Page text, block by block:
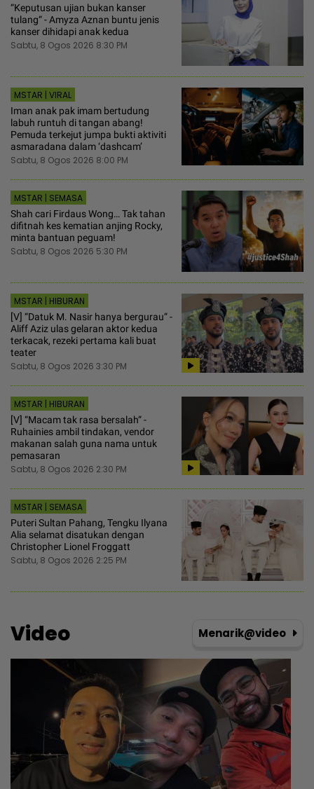
“Keputusan ujian bukan kanser
tulang“ - Amyza Aznan buntu jenis
kanser dihidapi anak kedua
Sabtu, 8 Ogos 2026 8:30 PM
MSTAR | VIRAL
Iman anak pak imam bertudung
labuh runtuh di tangan abang!
Pemuda terkejut jumpa bukti aktiviti
asmaradana dalam ‘dashcam’
Sabtu, 8 Ogos 2026 8:00 PM
MSTAR | SEMASA
Shah cari Firdaus Wong… Tak tahan
difitnah kes kematian anjing Rocky,
minta bantuan peguam!
Sabtu, 8 Ogos 2026 5:30 PM
MSTAR | HIBURAN
[V] “Datuk M. Nasir hanya bergurau“ -
Aliff Aziz ulas gelaran aktor kedua
terkacak, rezeki pertama kali buat
teater
Sabtu, 8 Ogos 2026 3:30 PM
MSTAR | HIBURAN
[V] “Macam tak rasa bersalah“ -
Ruhainies ambil tindakan, vendor
makanan salah guna nama untuk
pemasaran
Sabtu, 8 Ogos 2026 2:30 PM
MSTAR | SEMASA
Puteri Sultan Pahang, Tengku Ilyana
Alia selamat disatukan dengan
Christopher Lionel Froggatt
Sabtu, 8 Ogos 2026 2:25 PM
Video Menarik@video